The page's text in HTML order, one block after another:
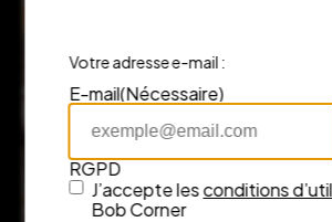
Votre adresse e-mail :
E-mail(Nécessaire)
RGPD
J’accepte lesconditions
Bob Corner